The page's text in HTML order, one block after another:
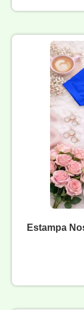
Estampa